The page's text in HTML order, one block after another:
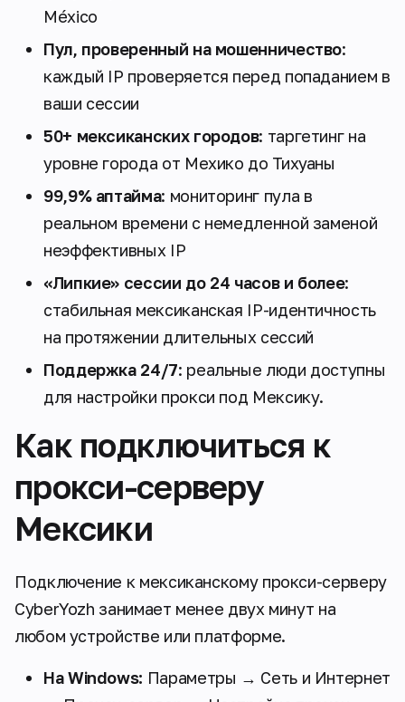
México
Пул, проверенный на мошенничество:
каждый IP проверяется перед попаданием в
ваши сессии
50+ мексиканских городов: таргетинг на
уровне города от Мехико до Тихуаны
99,9% аптайма: мониторинг пула в
реальном времени с немедленной заменой
неэффективных IP
«Липкие» сессии до 24 часов и более:
стабильная мексиканская IP-идентичность
на протяжении длительных сессий
Поддержка 24/7: реальные люди доступны
для настройки прокси под Мексику.
Как подключиться к
прокси-серверу
Мексики
Подключение к мексиканскому прокси-серверу
CyberYozh занимает менее двух минут на
любом устройстве или платформе.
На Windows: Параметры → Сеть и Интернет